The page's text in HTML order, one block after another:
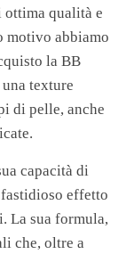
ottima qualità e
motivo abbiamo
la BB
texture
di pelle, anche
capacità di
effetto
La sua formula,
che, oltre a